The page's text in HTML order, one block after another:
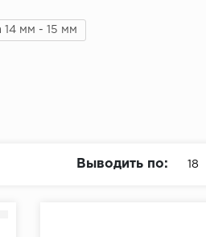
14 мм - 15 мм
Выводить по: 18